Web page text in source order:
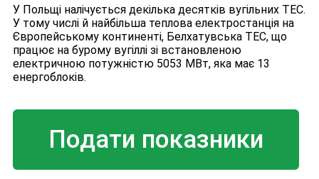
У Польщі налічується декілька десятків вугільних ТЕС.
У тому числі й найбільша теплова електростанція на
Європейському континенті, Белхатувська ТЕС, що
працює на бурому вугіллі зі встановленою
електричною потужністю 5053 МВт, яка має 13
енергоблоків.
Подати показники